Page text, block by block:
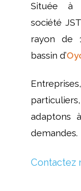
Située à
société
rayon de
bassin d’
adaptons
demandes.
Contactez